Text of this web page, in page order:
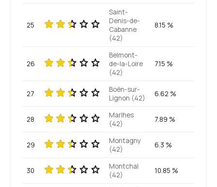
25
Saint-
Denis-de-
Cabanne
(42)
8.15 %
26
Belmont-
de-la-Loire
(42)
7.15 %
27
Boën-sur-
Lignon (42)
6.62 %
28
Marlhes
(42)
7.89 %
29
Montagny
(42)
6.3 %
30
Montchal
(42)
10.85 %